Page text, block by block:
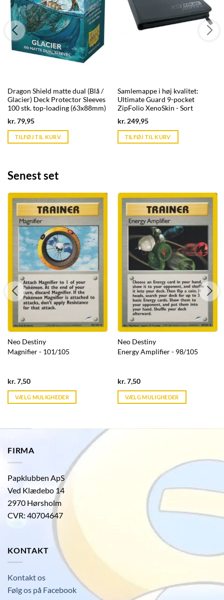
Dragon Shield matte dual (Blå /
Glacier) Deck Protector Sleeves
100 stk. top-loading (63x88mm)
kr.79,95Current
is:
kr. 39,95.
TILFØJ TIL KURV
Samlemappe i høj kvalitet:
Ultimate Guard 9-pocket
ZipFolio XenoSkin - Sort
kr.249,95Current
is:
kr. 39,95.
TILFØJ TIL KURV
Senest set
Neo Destiny
Magnifier - 101/105
kr.7,50Current
is:
kr. 39,95.
VÆLG MULIGHEDER
Neo Destiny
Energy Amplifier - 98/105
kr.7,50Current
is:
kr. 39,95.
VÆLG MULIGHEDER
FIRMA
Papklubben ApS
Ved Klædebo 14
2970 Hørsholm
CVR: 40704647
KONTAKT
Kontakt os
Følg os på Facebook